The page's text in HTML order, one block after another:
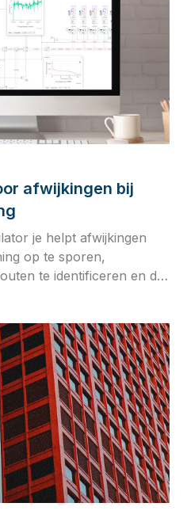
afwijkingen bij
je helpt afwijkingen
op te sporen,
te identificeren en de